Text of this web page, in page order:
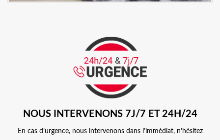
NOUS INTERVENONS 7J/7 ET 24H/24
En cas d’urgence, nous intervenons dans l’immédiat, n’hésitez